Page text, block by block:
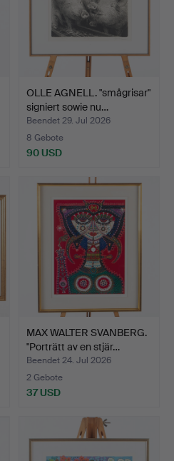
OLLE AGNELL. "smågrisar"
signiert sowie nu…
Beendet 29. Jul 2026
8 Gebote
90 USD
MAX WALTER SVANBERG.
"Porträtt av en stjär…
Beendet 24. Jul 2026
2 Gebote
37 USD